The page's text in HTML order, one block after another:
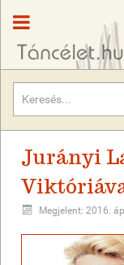
Jurányi
Megjelent: 2016.